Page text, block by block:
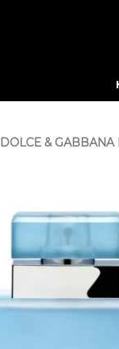
DOLCE &